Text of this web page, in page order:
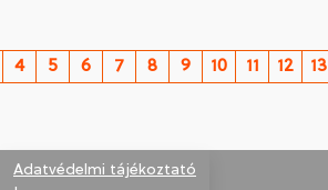
4 5 6 7 8 9 10 11 12 13
Adatvédelmi tájékoztató